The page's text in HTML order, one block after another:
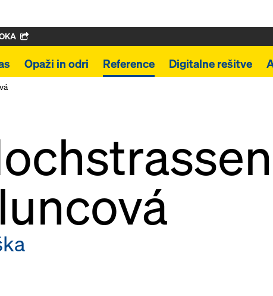
Opaži in odri Reference Digitalne rešitve